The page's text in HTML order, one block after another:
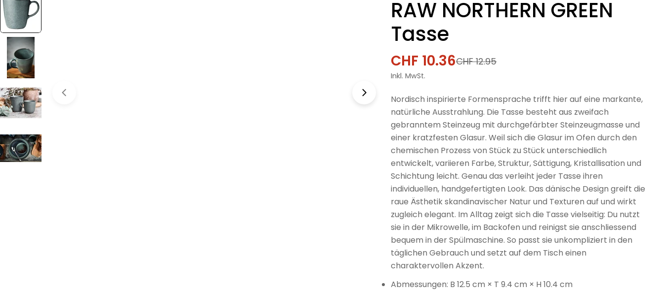
RAW NORTHERN GREEN
Tasse
Verkaufspreis
CHF 10.36
Regulärer
Preis
CHF 12.95
Inkl. MwSt.
Nordisch inspirierte Formensprache trifft hier auf eine markante,
natürliche Ausstrahlung. Die Tasse besteht aus zweifach
gebranntem Steinzeug mit durchgefärbter Steinzeugmasse und
einer kratzfesten Glasur. Weil sich die Glasur im Ofen durch den
chemischen Prozess von Stück zu Stück unterschiedlich
entwickelt, variieren Farbe, Struktur, Sättigung, Kristallisation und
Schichtung leicht. Genau das verleiht jeder Tasse ihren
individuellen, handgefertigten Look. Das dänische Design greift die
raue Ästhetik skandinavischer Natur und Texturen auf und wirkt
zugleich elegant. Im Alltag zeigt sich die Tasse vielseitig: Du nutzt
sie in der Mikrowelle, im Backofen und reinigst sie anschliessend
bequem in der Spülmaschine. So passt sie unkompliziert in den
täglichen Gebrauch und setzt auf dem Tisch einen
charaktervollen Akzent.
Abmessungen: B 12.5 cm × T 9.4 cm × H 10.4 cm